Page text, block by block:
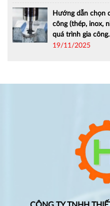
Hướng dẫn chọn
công (thép, inox,
quá trình gia công.
19/11/2025